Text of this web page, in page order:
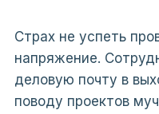
Страх не успеть
напряжение.
деловую почту в
поводу проектов